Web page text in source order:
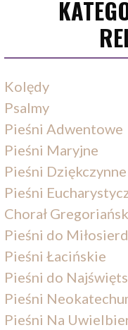
Kolędy
Psalmy
Pieśni Adwentowe
Pieśni Maryjne
Pieśni Dziękczynne
Pieśni
Chorał
Pieśni do
Pieśni Łacińskie
Pieśni do
Pieśni
Pieśni Na